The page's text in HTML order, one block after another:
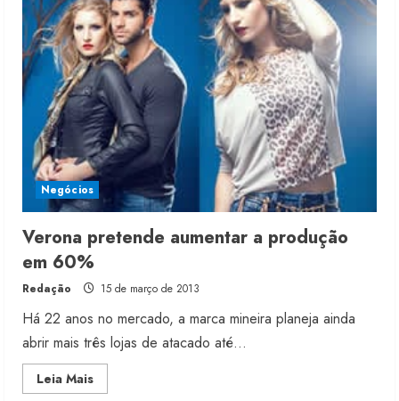
Negócios
Verona pretende aumentar a produção
em 60%
Redação 15 de março de 2013
Há 22 anos no mercado, a marca mineira planeja ainda
abrir mais três lojas de atacado até...
Leia MaisRead
more